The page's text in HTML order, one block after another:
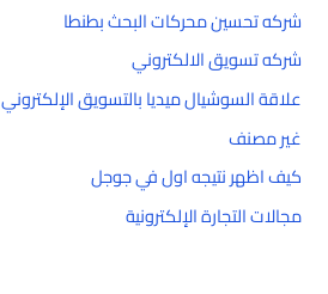
شركه تحسين محركات البحث بطنطا
شركه تسويق الالكتروني
علاقة السوشيال ميديا بالتسويق الإلكتروني
غير مصنف
كيف اظهر نتيجه اول في جوجل
مجالات التجارة الإلكترونية